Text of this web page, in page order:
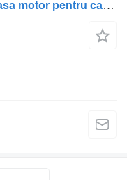
Capul blocului de cilindrii Chiuloasa motor pentru camion Scania compatibilă cu codurile 1921303, 2005283, 2330322, 1874583, 1855950, 2002702